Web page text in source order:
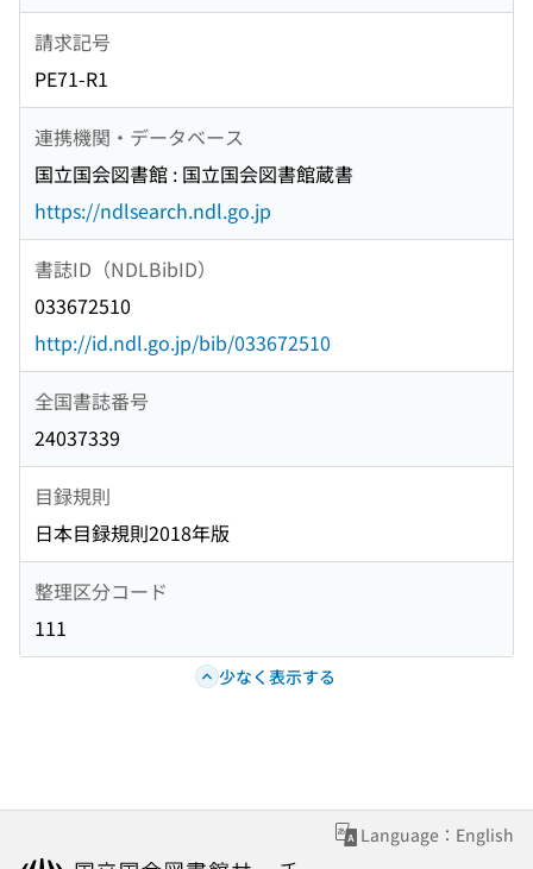
請求記号
PE71-R1
連携機関・データベース
国立国会図書館 : 国立国会図書館蔵書
https://ndlsearch.ndl.go.jp
書誌ID（NDLBibID）
033672510
http://id.ndl.go.jp/bib/033672510
全国書誌番号
24037339
目録規則
日本目録規則2018年版
整理区分コード
111
少なく表示する
Language：English